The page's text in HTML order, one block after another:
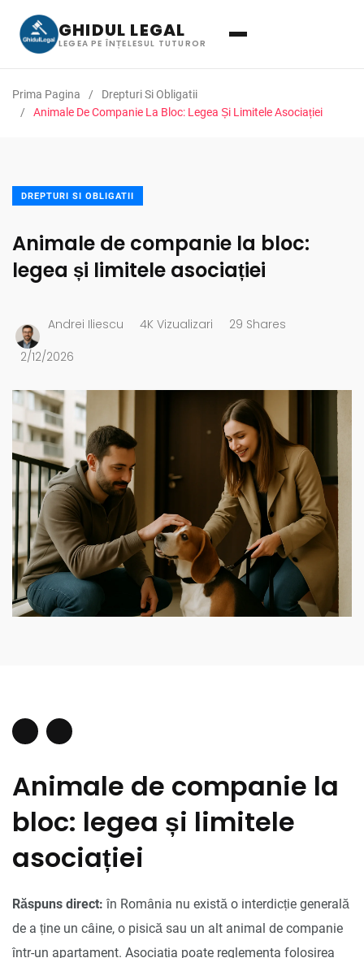
GHIDUL LEGAL
LEGEA PE ÎNȚELESUL TUTUROR
Prima Pagina
Drepturi Si Obligatii
Animale De Companie La Bloc: Legea Și Limitele Asociației
DREPTURI SI OBLIGATII
Animale de companie la bloc:
legea și limitele asociației
Andrei Iliescu 4K Vizualizari 29 Shares
2/12/2026
Animale de companie la
bloc: legea și limitele
asociației
Răspuns direct: în România nu există o interdicție generală
de a ține un câine, o pisică sau un alt animal de companie
într-un apartament. Asociația poate reglementa folosirea